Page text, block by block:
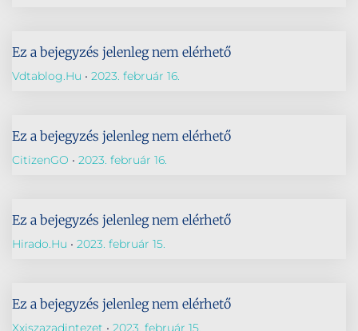
Ez a bejegyzés jelenleg nem elérhető
Vdtablog.hu 2023. február 16.
Ez a bejegyzés jelenleg nem elérhető
CitizenGO 2023. február 16.
Ez a bejegyzés jelenleg nem elérhető
Hirado.hu 2023. február 15.
Ez a bejegyzés jelenleg nem elérhető
Xxiszazadintezet 2023. február 15.